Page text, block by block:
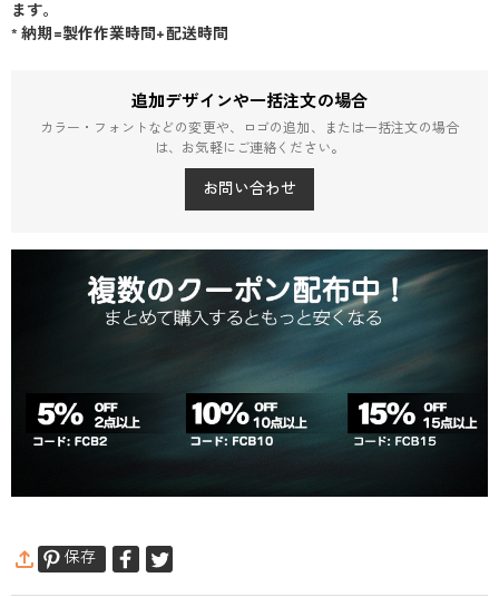
ます。
* 納期=製作作業時間+配送時間
追加デザインや一括注文の場合
カラー・フォントなどの変更や、ロゴの追加、または一括注文の場合
は、お気軽にご連絡ください。
お問い合わせ
保存